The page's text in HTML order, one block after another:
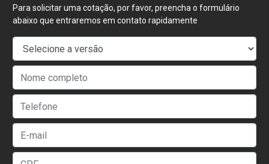
Para solicitar uma cotação, por favor, preencha o formulário
abaixo que entraremos em contato rapidamente